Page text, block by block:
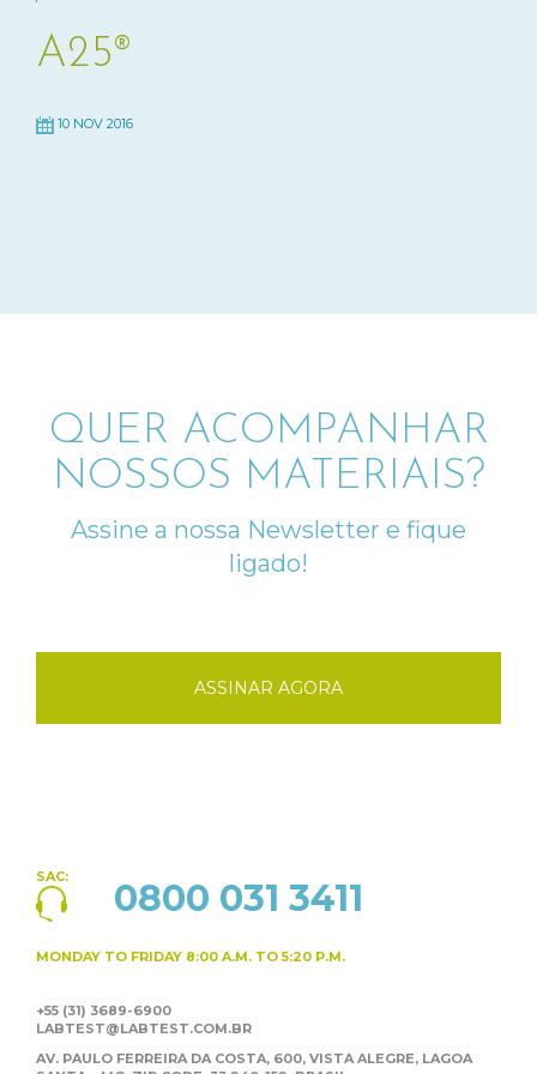
A25®
10 NOV 2016
QUER ACOMPANHAR
NOSSOS MATERIAIS?
Assine a nossa Newsletter e fique
ligado!
ASSINAR AGORA
SAC: 0800 031 3411
MONDAY TO FRIDAY 8:00 A.M. TO 5:20 P.M.
+55 (31) 3689-6900
LABTEST@LABTEST.COM.BR
AV. PAULO FERREIRA DA COSTA, 600, VISTA ALEGRE, LAGOA